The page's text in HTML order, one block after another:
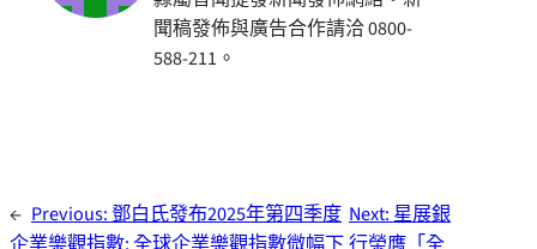
聞稿發佈與廣告合作請洽 0800-
588-211。
← Previous:鄧白氏發布2025年第四季度
企業樂觀指數: 全球企業樂觀指數微幅下
Next: 星展銀
行榮膺「全